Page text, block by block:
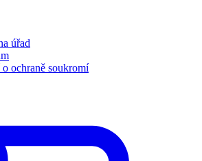
úřad
o ochraně soukromí